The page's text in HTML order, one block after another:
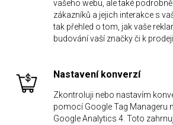
vašeho webu, ale také
zákazníků a jejich interakce s
tak přehled o tom, jak vaše
budování vaší značky či k
Nastavení konverzí
Zkontroluji nebo nastavím
pomocí Google Tag Manageru
Google Analytics 4. Toto